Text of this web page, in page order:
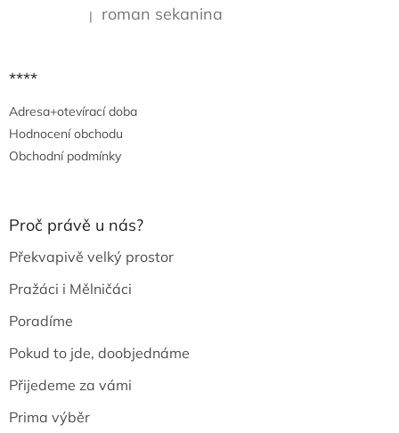
Hodnocení produktu je 5 z 5 hvězdiček.
| roman sekanina
****
Adresa+otevírací doba
Hodnocení obchodu
Obchodní podmínky
Proč právě u nás?
Překvapivě velký prostor
Pražáci i Mělničáci
Poradíme
Pokud to jde, doobjednáme
Přijedeme za vámi
Prima výběr